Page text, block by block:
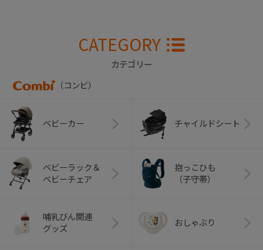
CATEGORY
カテゴリー
（コンビ）
ベビーカー チャイルドシート
ベビーラック＆
ベビーチェア
抱っこひも
（子守帯）
哺乳びん関連
グッズ
おしゃぶり